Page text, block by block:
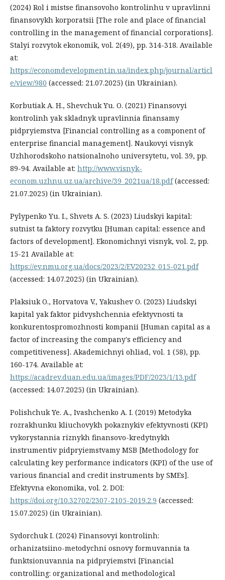
(2024) Rol i mistse finansovoho kontrolinhu v upravlinni
finansovykh korporatsii [The role and place of financial
controlling in the management of financial corporations].
Stalyi rozvytok ekonomik, vol. 2(49), pp. 314-318. Available
at:
https://economdevelopment.in.ua/index.php/journal/articl
e/view/980 (accessed: 21.07.2025) (in Ukrainian).
Korbutiak A. H., Shevchuk Yu. O. (2021) Finansovyi
kontrolinh yak skladnyk upravlinnia finansamy
pidpryiemstva [Financial controlling as a component of
enterprise financial management]. Naukovyi visnyk
Uzhhorodskoho natsionalnoho universytetu, vol. 39, pp.
89-94. Available at: http://www.visnyk-
econom.uzhnu.uz.ua/archive/39_2021ua/18.pdf(accessed:
21.07.2025) (in Ukrainian).
Pylypenko Yu. I., Shvets A. S. (2023) Liudskyi kapital:
sutnist ta faktory rozvytku [Human capital: essence and
factors of development]. Ekonomichnyi visnyk, vol. 2, pp.
15-21 Available at:
https://ev.nmu.org.ua/docs/2023/2/EV20232_015-021.pdf
(accessed: 14.07.2025) (in Ukrainian).
Plaksiuk O., Horvatova V., Yakushev O. (2023) Liudskyi
kapital yak faktor pidvyshchennia efektyvnosti ta
konkurentospromozhnosti kompanii [Human capital as a
factor of increasing the company's efficiency and
competitiveness]. Akademichnyi ohliad, vol. 1 (58), pp.
160-174. Available at:
https://acadrev.duan.edu.ua/images/PDF/2023/1/13.pdf
(accessed: 14.07.2025) (in Ukrainian).
Polishchuk Ye. A., Ivashchenko A. I. (2019) Metodyka
rozrakhunku kliuchovykh pokaznykiv efektyvnosti (KPI)
vykorystannia riznykh finansovo-kredytnykh
instrumentiv pidpryiemstvamy MSB [Methodology for
calculating key performance indicators (KPI) of the use of
various financial and credit instruments by SMEs].
Efektyvna ekonomika, vol. 2. DOI:
https://doi.org/10.32702/2307-2105-2019.2.9 (accessed:
15.07.2025) (in Ukrainian).
Sydorchuk I. (2024) Finansovyi kontrolinh:
orhanizatsiino-metodychni osnovy formuvannia ta
funktsionuvannia na pidpryiemstvi [Financial
controlling: organizational and methodological